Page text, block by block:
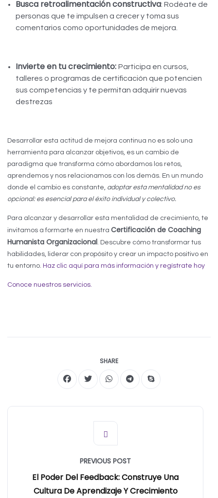
Busca retroalimentación constructiva: Rodéate de
personas que te impulsen a crecer y toma sus
comentarios como oportunidades de mejora.
Invierte en tu crecimiento: Participa en cursos,
talleres o programas de certificación que potencien
sus competencias y te permitan adquirir nuevas
destrezas
Desarrollar esta actitud de mejora continua no es solo una
herramienta para alcanzar objetivos, es un cambio de
paradigma que transforma cómo abordamos los retos,
aprendemos y nos relacionamos con los demás. En un mundo
donde el cambio es constante, adoptar esta mentalidad no es
opcional: es esencial para el éxito individual y colectivo.
Para alcanzar y desarrollar esta mentalidad de crecimiento, te
invitamos a formarte en nuestra Certificación de Coaching
Humanista Organizacional. Descubre cómo transformar tus
habilidades, liderar con propósito y crear un impacto positivo en
tu entorno. Haz clic aquí para más información y regístrate hoy
Conoce nuestros servicios.
SHARE
PREVIOUS POST
El Poder Del Feedback: Construye Una
Cultura De Aprendizaje Y Crecimiento